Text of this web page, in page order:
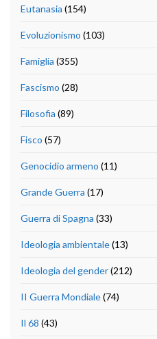
Eutanasia (154)
Evoluzionismo (103)
Famiglia (355)
Fascismo (28)
Filosofia (89)
Fisco (57)
Genocidio armeno (11)
Grande Guerra (17)
Guerra di Spagna (33)
Ideologia ambientale(13)
Ideologia del gender(212)
II Guerra Mondiale(74)
Il 68 (43)